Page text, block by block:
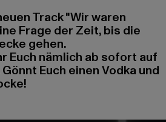
Track "Wir waren
Frage der Zeit, bis die
gehen.
Euch nämlich ab sofort auf
Euch einen Vodka und